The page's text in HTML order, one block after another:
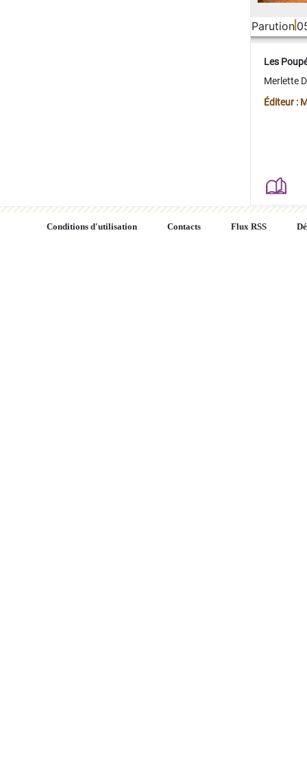
Parution
Les
Merlette
Éditeur :
Conditions d'utilisation Contacts Flux RSS